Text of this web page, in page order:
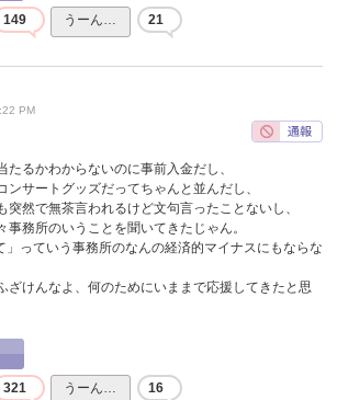
149 うーん… 21
PM
たるかわからないのに事前入金だし、
ンサートグッズだってちゃんと並んだし、
突然で無茶言われるけど文句言ったことないし、
事務所のいうことを聞いてきたじゃん。
」っていう事務所のなんの経済的マイナスにもならな
ざけんなよ、何のためにいままで応援してきたと思
321 うーん… 16